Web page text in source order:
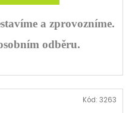
a zprovozníme.
odběru.
Kód: 3263